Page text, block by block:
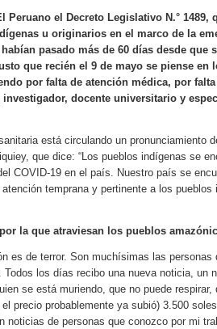
Peruano el Decreto Legislativo N.° 1489,
u originarios en el marco de la
pasado más de 60 días desde que
que recién el 9 de mayo se piense
por falta de atención médica, por
docente universitario y
está circulando un pronunciamiento
que dice: “Los pueblos indígenas se
COVID-19 en el país. Nuestro país se
temprana y pertinente a los
la que atraviesan los pueblos
es de terror. Son muchísimas las
los días recibo una nueva noticia, un
se está muriendo, que no puede
precio probablemente ya subió) 3.500
noticias de personas que conozco por mi